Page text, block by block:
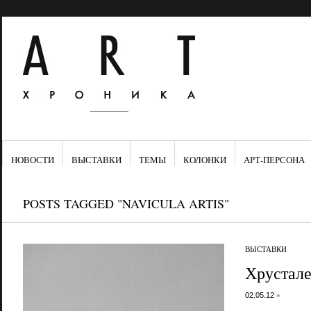
НОВОСТИ ВЫСТАВКИ ТЕМЫ КОЛОНКИ АРТ-ПЕРСОНА
POSTS TAGGED "NAVICULA ARTIS"
ВЫСТАВКИ
02.05.12 •